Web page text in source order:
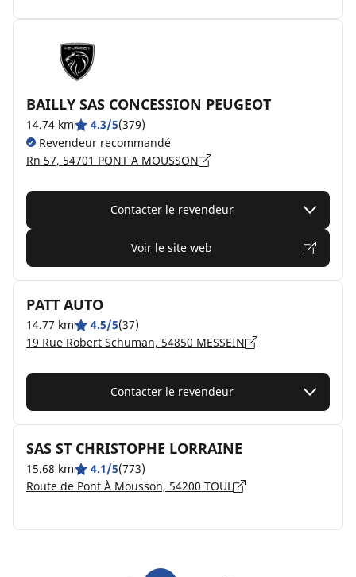
BAILLY SAS CONCESSION PEUGEOT
14.74 km 4.3/5(379)
Revendeur recommandé
Rn 57, 54701 PONT A MOUSSON
Contacter le revendeur
Voir le site web
PATT AUTO
14.77 km 4.5/5(37)
19 Rue Robert Schuman, 54850 MESSEIN
Contacter le revendeur
SAS ST CHRISTOPHE LORRAINE
15.68 km 4.1/5(773)
Route de Pont À Mousson, 54200 TOUL